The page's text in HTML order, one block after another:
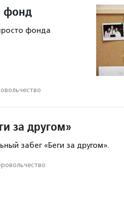
фонд
фонда
за другом»
забег «Беги за другом».